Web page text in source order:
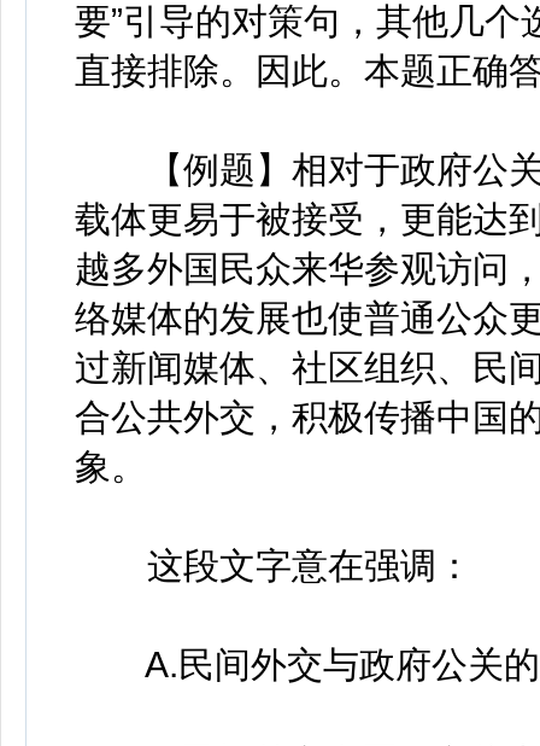
要”引导的对策句，其他几
直接排除。因此。本题正确
【例题】相对于政府公关
载体更易于被接受，更能达
越多外国民众来华参观访问
络媒体的发展也使普通公众
过新闻媒体、社区组织、民
合公共外交，积极传播中国
象。
这段文字意在强调：
A.民间外交与政府公关